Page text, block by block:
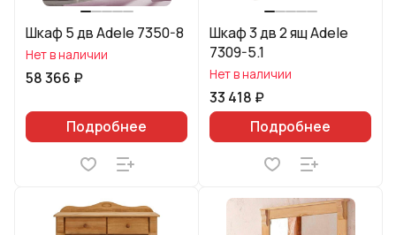
Шкаф 5 дв Adele 7350-8
Нет в наличии
58 366 ₽
Подробнее
Шкаф 3 дв 2 ящ Adele
7309-5.1
Нет в наличии
33 418 ₽
Подробнее